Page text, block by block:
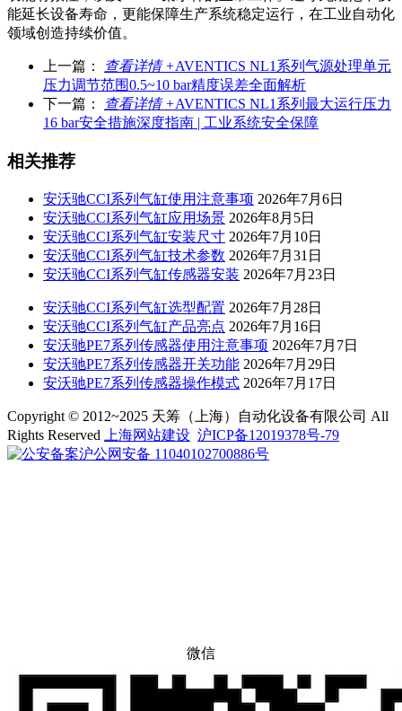
能延长设备寿命，更能保障生产系统稳定运行，在工业自动化
领域创造持续价值。
上一篇： 查看详情 +AVENTICS NL1系列气源处理单元
压力调节范围0.5~10 bar精度误差全面解析
下一篇：
查看详情 +AVENTICS NL1系列最大运行压力
16 bar安全措施深度指南 | 工业系统安全保障
相关推荐
安沃驰CCI系列气缸使用注意事项 2026年7月6日
安沃驰CCI系列气缸应用场景 2026年8月5日
安沃驰CCI系列气缸安装尺寸 2026年7月10日
安沃驰CCI系列气缸技术参数 2026年7月31日
安沃驰CCI系列气缸传感器安装 2026年7月23日
安沃驰CCI系列气缸选型配置 2026年7月28日
安沃驰CCI系列气缸产品亮点 2026年7月16日
安沃驰PE7系列传感器使用注意事项 2026年7月7日
安沃驰PE7系列传感器开关功能 2026年7月29日
安沃驰PE7系列传感器操作模式 2026年7月17日
Copyright © 2012~2025 天筹（上海）自动化设备有限公司 All
Rights Reserved
上海网站建设 沪ICP备12019378号-79
沪公网安备 11040102700886号
微信